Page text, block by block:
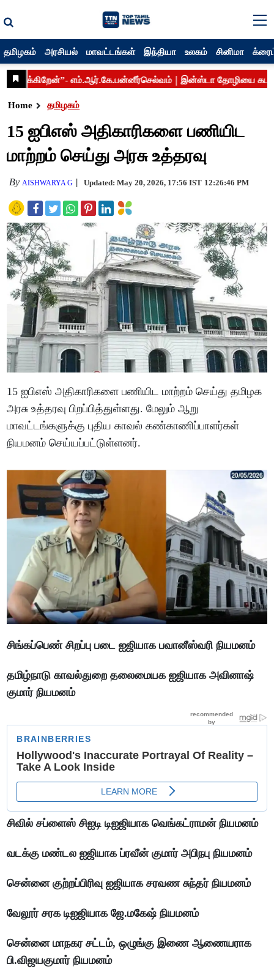
தமிழகம் அரசியல் மாவட்டங்கள் இந்தியா உலகம் சினிமா
Home தமிழகம்
15 ஐபிஎஸ் அதிகாரிகளை பணியிட
மாற்றம் செய்து அரசு உத்தரவு
By AISHWARYA G Updated: May 20, 2026, 17:56 IST 12:26:46 PM
15 ஐபிஎஸ் அதிகாரிகளை பணியிட மாற்றம் செய்து தமிழக
அரசு உத்தரவு பிறப்பித்துள்ளது. மேலும் ஆறு
மாவட்டங்களுக்கு புதிய காவல் கண்காணிப்பாளர்கள்
நியமனம் செய்யப்பட்டுள்ளனர்.
சிங்கப்பெண் சிறப்பு படை ஐஜியாக பவானீஸ்வரி நியமனம்
தமிழ்நாடு காவல்துறை தலைமையக ஐஜியாக அவினாஷ்
குமார் நியமனம்
சிவில் சப்ளைஸ் சிஐடி டிஐஜியாக வெங்கட்ராமன் நியமனம்
வடக்கு மண்டல ஐஜியாக ப்ரவீன் குமார் அபிநபு நியமனம்
சென்னை குற்றப்பிரிவு ஐஜியாக சரவண சுந்தர் நியமனம்
வேலூர் சரக டிஐஜியாக ஜே.மகேஷ் நியமனம்
சென்னை மாநகர சட்டம், ஒழுங்கு இணை ஆணையராக
பி.விஜயகுமார் நியமனம்